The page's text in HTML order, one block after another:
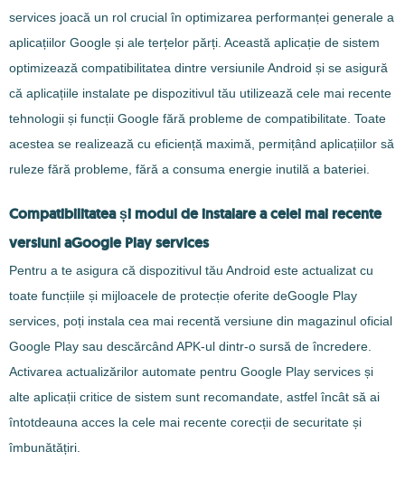
services joacă un rol crucial în optimizarea performanței generale a
aplicațiilor Google și ale terțelor părți. Această aplicație de sistem
optimizează compatibilitatea dintre versiunile Android și se asigură
că aplicațiile instalate pe dispozitivul tău utilizează cele mai recente
tehnologii și funcții Google fără probleme de compatibilitate. Toate
acestea se realizează cu eficiență maximă, permițând aplicațiilor să
ruleze fără probleme, fără a consuma energie inutilă a bateriei.
Compatibilitatea și modul de instalare a celei mai recente
versiuni aGoogle Play services
Pentru a te asigura că dispozitivul tău Android este actualizat cu
toate funcțiile și mijloacele de protecție oferite deGoogle Play
services, poți instala cea mai recentă versiune din magazinul oficial
Google Play sau descărcând APK-ul dintr-o sursă de încredere.
Activarea actualizărilor automate pentru Google Play services și
alte aplicații critice de sistem sunt recomandate, astfel încât să ai
întotdeauna acces la cele mai recente corecții de securitate și
îmbunătățiri.